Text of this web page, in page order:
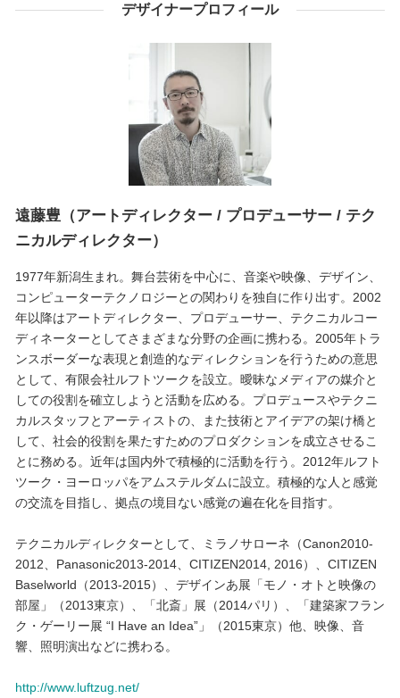
デザイナープロフィール
遠藤豊（アートディレクター / プロデューサー / テク
ニカルディレクター）
1977年新潟生まれ。舞台芸術を中心に、音楽や映像、デザイン、
コンピューターテクノロジーとの関わりを独自に作り出す。2002
年以降はアートディレクター、プロデューサー、テクニカルコー
ディネーターとしてさまざまな分野の企画に携わる。2005年トラ
ンスボーダーな表現と創造的なディレクションを行うための意思
として、有限会社ルフトツークを設立。曖昧なメディアの媒介と
しての役割を確立しようと活動を広める。プロデュースやテクニ
カルスタッフとアーティストの、また技術とアイデアの架け橋と
して、社会的役割を果たすためのプロダクションを成立させるこ
とに務める。近年は国内外で積極的に活動を行う。2012年ルフト
ツーク・ヨーロッパをアムステルダムに設立。積極的な人と感覚
の交流を目指し、拠点の境目ない感覚の遍在化を目指す。
テクニカルディレクターとして、ミラノサローネ（Canon2010-
2012、Panasonic2013-2014、CITIZEN2014, 2016）、CITIZEN
Baselworld（2013-2015）、デザインあ展「モノ・オトと映像の
部屋」（2013東京）、「北斎」展（2014パリ）、「建築家フラン
ク・ゲーリー展 “I Have an Idea”」（2015東京）他、映像、音
響、照明演出などに携わる。
http://www.luftzug.net/